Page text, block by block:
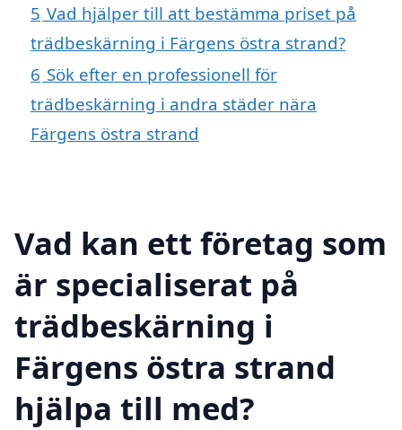
5 Vad hjälper till att bestämma priset på
trädbeskärning i Färgens östra strand?
6 Sök efter en professionell för
trädbeskärning i andra städer nära
Färgens östra strand
Vad kan ett företag som
är specialiserat på
trädbeskärning i
Färgens östra strand
hjälpa till med?